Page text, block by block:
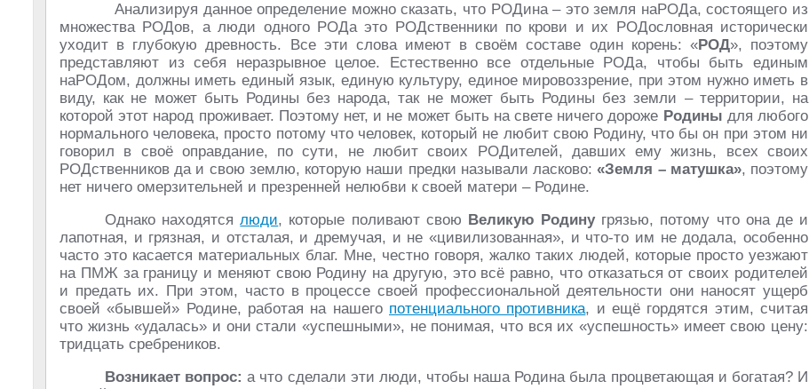
Анализируя данное определение можно сказать, что РОДина – это земля наРОДа, состоящего из
множества РОДов, а люди одного РОДа это РОДственники по крови и их РОДословная исторически
уходит в глубокую древность. Все эти слова имеют в своём составе один корень: «РОД», поэтому
представляют из себя неразрывное целое. Естественно все отдельные РОДа, чтобы быть единым
наРОДом, должны иметь единый язык, единую культуру, единое мировоззрение, при этом нужно иметь в
виду, как не может быть Родины без народа, так не может быть Родины без земли – территории, на
которой этот народ проживает. Поэтому нет, и не может быть на свете ничего дороже Родины для любого
нормального человека, просто потому что человек, который не любит свою Родину, что бы он при этом ни
говорил в своё оправдание, по сути, не любит своих РОДителей, давших ему жизнь, всех своих
РОДственников да и свою землю, которую наши предки называли ласково:«Земля – матушка», поэтому
нет ничего омерзительней и презренней нелюбви к своей матери – Родине.
Однако находятсялюди, которые поливают свою Великую Родинугрязью, потому что она де и
лапотная, и грязная, и отсталая, и дремучая, и не «цивилизованная», и что-то им не додала, особенно
часто это касается материальных благ. Мне, честно говоря, жалко таких людей, которые просто уезжают
на ПМЖ за границу и меняют свою Родину на другую, это всё равно, что отказаться от своих родителей
и предать их. При этом, часто в процессе своей профессиональной деятельности они наносят ущерб
своей «бывшей» Родине, работая на нашего потенциального противника, и ещё гордятся этим, считая
что жизнь «удалась» и они стали «успешными», не понимая, что вся их «успешность» имеет свою цену:
тридцать сребреников.
Возникает вопрос: а что сделали эти люди, чтобы наша Родина была процветающая и богатая? И